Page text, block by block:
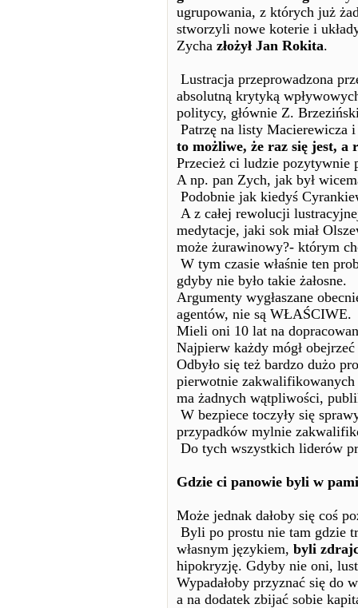
ugrupowania, z których już
stworzyli nowe koterie i
Zycha złożył Jan Rokita.
Lustracja przeprowadzona
absolutną krytyką
politycy, głównie Z.
Patrzę na listy Macierewicza
to możliwe, że raz się jest, a
Przecież ci ludzie pozytywnie
A np. pan Zych, jak był
Podobnie jak kiedyś
A z całej rewolucji
medytacje, jaki sok miał
może żurawinowy?- którym
W tym czasie właśnie ten
gdyby nie było takie żałosne.
Argumenty wygłaszane
agentów, nie są
Mieli oni 10 lat na
Najpierw każdy mógł
Odbyło się też bardzo dużo
pierwotnie
ma żadnych wątpliwości,
W bezpiece toczyły się
przypadków mylnie
Do tych wszystkich liderów
Gdzie ci panowie byli w
Może jednak dałoby się coś
Byli po prostu nie tam gdzie
własnym językiem, byli
hipokryzję. Gdyby nie oni,
Wypadałoby przyznać się do
a na dodatek zbijać sobie